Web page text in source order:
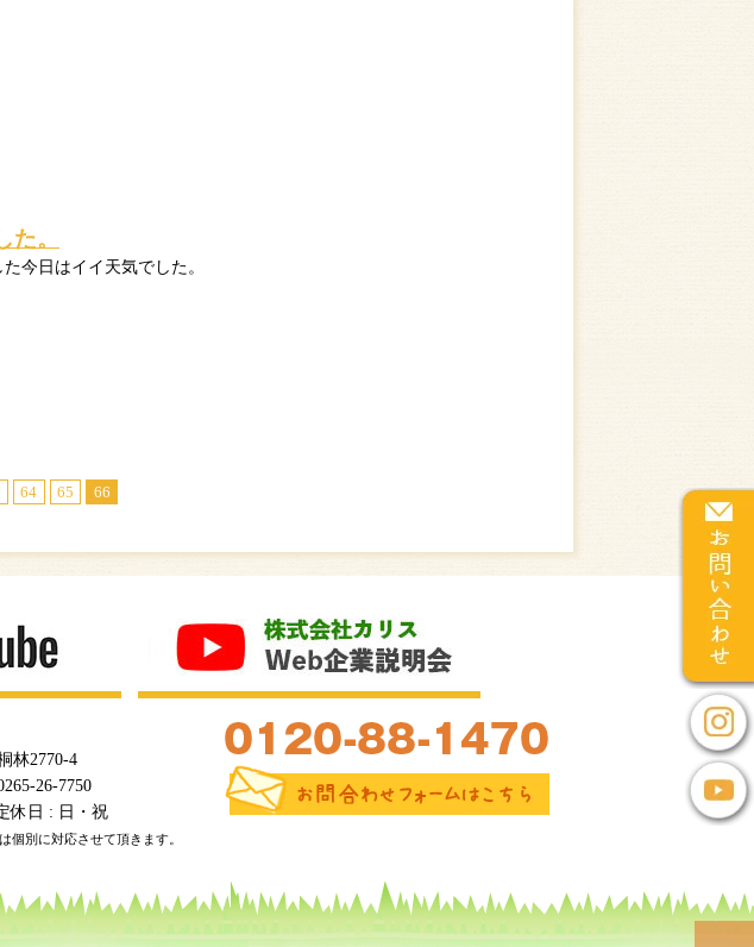
。
今日はイイ天気でした。
64 65 66
林2770-4
26-7750
休日 : 日・祝
個別に対応させて頂きます。